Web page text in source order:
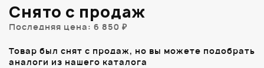
Снято с продаж
Последняя цена: 6 850 ₽
Товар был снят с продаж, но вы можете подобрать
аналоги из нашего каталога